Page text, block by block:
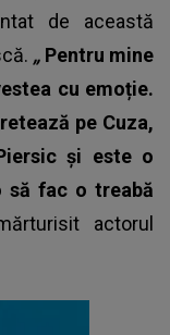
de această
„ Pentru mine
cu emoție.
pe Cuza,
și este o
să fac o treabă
actorul